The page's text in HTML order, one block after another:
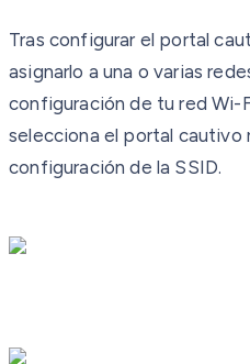
Tras configurar el portal
asignarlo a una o varias
configuración de tu red Wi-
selecciona el portal cautivo
configuración de la SSID.